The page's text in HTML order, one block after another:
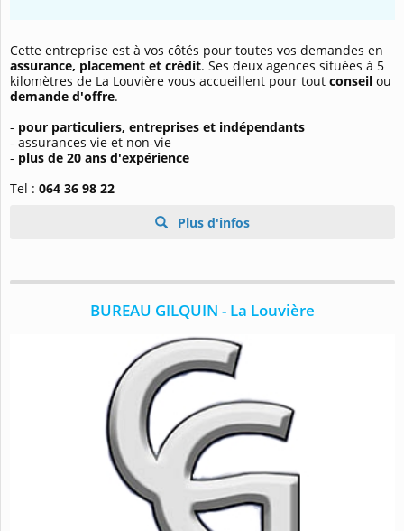
Cette entreprise est à vos côtés pour toutes vos demandes en
assurance, placement et crédit. Ses deux agences situées à 5
kilomètres de La Louvière vous accueillent pour tout conseil ou
demande d'offre.
- pour particuliers, entreprises et indépendants
- assurances vie et non-vie
- plus de 20 ans d'expérience
Tel : 064 36 98 22
Plus d'infos
BUREAU GILQUIN - La Louvière